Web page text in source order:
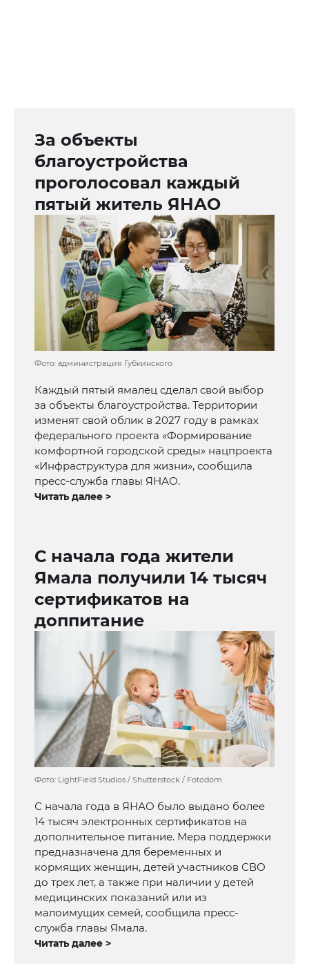
За объекты
благоустройства
проголосовал каждый
пятый житель ЯНАО
Фото: администрация Губкинского
Каждый пятый ямалец сделал свой выбор
за объекты благоустройства. Территории
изменят свой облик в 2027 году в рамках
федерального проекта «Формирование
комфортной городской среды» нацпроекта
«Инфраструктура для жизни», сообщила
пресс-служба главы ЯНАО.
Читать далее >
С начала года жители
Ямала получили 14 тысяч
сертификатов на
доппитание
Фото: LightField Studios / Shutterstock / Fotodom
С начала года в ЯНАО было выдано более
14 тысяч электронных сертификатов на
дополнительное питание. Мера поддержки
предназначена для беременных и
кормящих женщин, детей участников СВО
до трех лет, а также при наличии у детей
медицинских показаний или из
малоимущих семей, сообщила пресс-
служба главы Ямала.
Читать далее >